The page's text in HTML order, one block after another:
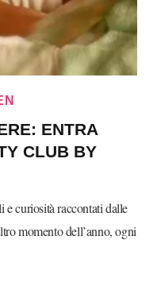
ENTRA
CLUB BY
e curiosità raccontati dalle
momento dell’anno, ogni